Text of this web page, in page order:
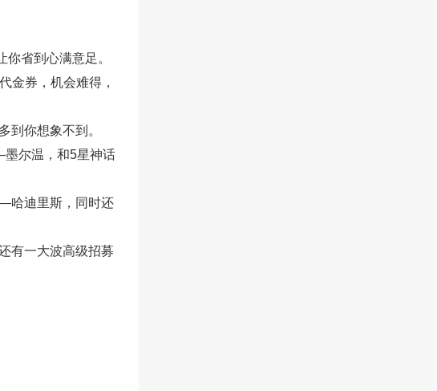
省到心满意足。
金券，机会难得，
到你想象不到。
尔温，和5星神话
哈迪里斯，同时还
有一大波高级招募